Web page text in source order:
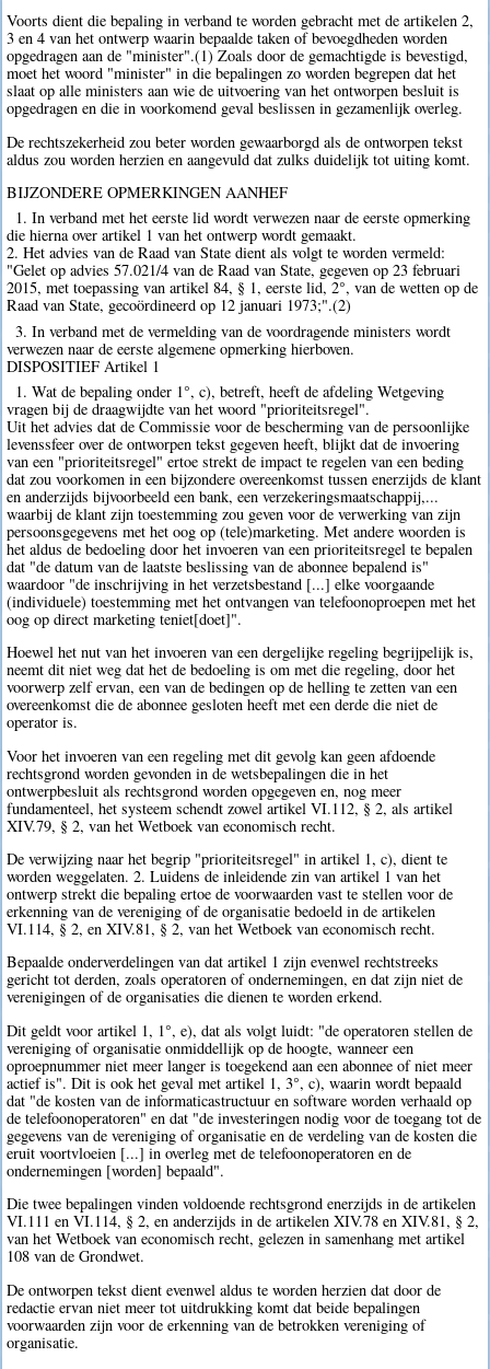
Voorts dient die bepaling in verband te worden gebracht met de artikelen 2,
3 en 4 van het ontwerp waarin bepaalde taken of bevoegdheden worden
opgedragen aan de "minister".(1) Zoals door de gemachtigde is bevestigd,
moet het woord "minister" in die bepalingen zo worden begrepen dat het
slaat op alle ministers aan wie de uitvoering van het ontworpen besluit is
opgedragen en die in voorkomend geval beslissen in gezamenlijk overleg.
De rechtszekerheid zou beter worden gewaarborgd als de ontworpen tekst
aldus zou worden herzien en aangevuld dat zulks duidelijk tot uiting komt.
BIJZONDERE OPMERKINGEN AANHEF
1. In verband met het eerste lid wordt verwezen naar de eerste opmerking
die hierna over artikel 1 van het ontwerp wordt gemaakt.
2. Het advies van de Raad van State dient als volgt te worden vermeld:
"Gelet op advies 57.021/4 van de Raad van State, gegeven op 23 februari
2015, met toepassing van artikel 84, § 1, eerste lid, 2°, van de wetten op de
Raad van State, gecoördineerd op 12 januari 1973;".(2)
3. In verband met de vermelding van de voordragende ministers wordt
verwezen naar de eerste algemene opmerking hierboven.
DISPOSITIEF Artikel 1
1. Wat de bepaling onder 1°, c), betreft, heeft de afdeling Wetgeving
vragen bij de draagwijdte van het woord "prioriteitsregel".
Uit het advies dat de Commissie voor de bescherming van de persoonlijke
levenssfeer over de ontworpen tekst gegeven heeft, blijkt dat de invoering
van een "prioriteitsregel" ertoe strekt de impact te regelen van een beding
dat zou voorkomen in een bijzondere overeenkomst tussen enerzijds de klant
en anderzijds bijvoorbeeld een bank, een verzekeringsmaatschappij,...
waarbij de klant zijn toestemming zou geven voor de verwerking van zijn
persoonsgegevens met het oog op (tele)marketing. Met andere woorden is
het aldus de bedoeling door het invoeren van een prioriteitsregel te bepalen
dat "de datum van de laatste beslissing van de abonnee bepalend is"
waardoor "de inschrijving in het verzetsbestand [...] elke voorgaande
(individuele) toestemming met het ontvangen van telefoonoproepen met het
oog op direct marketing teniet[doet]".
Hoewel het nut van het invoeren van een dergelijke regeling begrijpelijk is,
neemt dit niet weg dat het de bedoeling is om met die regeling, door het
voorwerp zelf ervan, een van de bedingen op de helling te zetten van een
overeenkomst die de abonnee gesloten heeft met een derde die niet de
operator is.
Voor het invoeren van een regeling met dit gevolg kan geen afdoende
rechtsgrond worden gevonden in de wetsbepalingen die in het
ontwerpbesluit als rechtsgrond worden opgegeven en, nog meer
fundamenteel, het systeem schendt zowel artikel VI.112, § 2, als artikel
XIV.79, § 2, van het Wetboek van economisch recht.
De verwijzing naar het begrip "prioriteitsregel" in artikel 1, c), dient te
worden weggelaten. 2. Luidens de inleidende zin van artikel 1 van het
ontwerp strekt die bepaling ertoe de voorwaarden vast te stellen voor de
erkenning van de vereniging of de organisatie bedoeld in de artikelen
VI.114, § 2, en XIV.81, § 2, van het Wetboek van economisch recht.
Bepaalde onderverdelingen van dat artikel 1 zijn evenwel rechtstreeks
gericht tot derden, zoals operatoren of ondernemingen, en dat zijn niet de
verenigingen of de organisaties die dienen te worden erkend.
Dit geldt voor artikel 1, 1°, e), dat als volgt luidt: "de operatoren stellen de
vereniging of organisatie onmiddellijk op de hoogte, wanneer een
oproepnummer niet meer langer is toegekend aan een abonnee of niet meer
actief is". Dit is ook het geval met artikel 1, 3°, c), waarin wordt bepaald
dat "de kosten van de informaticastructuur en software worden verhaald op
de telefoonoperatoren" en dat "de investeringen nodig voor de toegang tot de
gegevens van de vereniging of organisatie en de verdeling van de kosten die
eruit voortvloeien [...] in overleg met de telefoonoperatoren en de
ondernemingen [worden] bepaald".
Die twee bepalingen vinden voldoende rechtsgrond enerzijds in de artikelen
VI.111 en VI.114, § 2, en anderzijds in de artikelen XIV.78 en XIV.81, § 2,
van het Wetboek van economisch recht, gelezen in samenhang met artikel
108 van de Grondwet.
De ontworpen tekst dient evenwel aldus te worden herzien dat door de
redactie ervan niet meer tot uitdrukking komt dat beide bepalingen
voorwaarden zijn voor de erkenning van de betrokken vereniging of
organisatie.